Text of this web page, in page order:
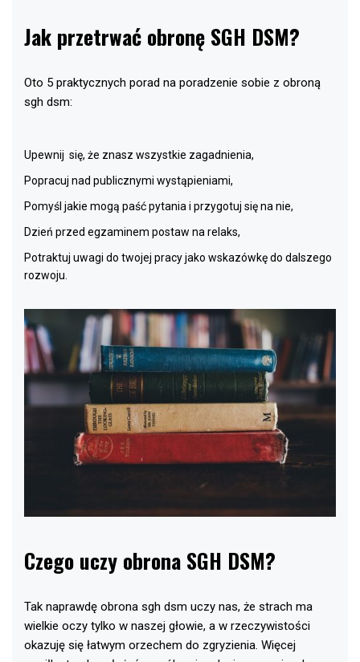
Jak przetrwać obronę SGH DSM?
Oto 5 praktycznych porad na poradzenie sobie z obroną
sgh dsm:
Upewnij się, że znasz wszystkie zagadnienia,
Popracuj nad publicznymi wystąpieniami,
Pomyśl jakie mogą paść pytania i przygotuj się na nie,
Dzień przed egzaminem postaw na relaks,
Potraktuj uwagi do twojej pracy jako wskazówkę do dalszego
rozwoju.
Czego uczy obrona SGH DSM?
Tak naprawdę obrona sgh dsm uczy nas, że strach ma
wielkie oczy tylko w naszej głowie, a w rzeczywistości
okazuję się łatwym orzechem do zgryzienia. Więcej